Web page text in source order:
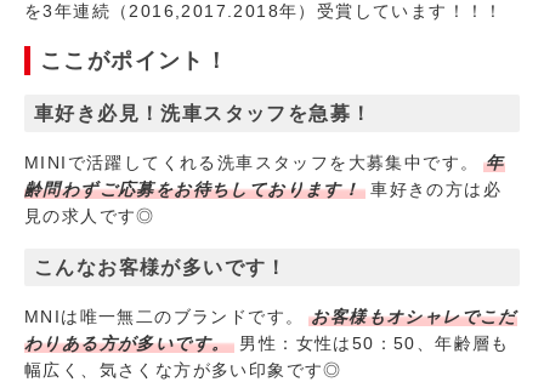
を3年連続（2016,2017.2018年）受賞しています！！！
ここがポイント！
車好き必見！洗車スタッフを急募！
MINIで活躍してくれる洗車スタッフを大募集中です。
年
齢問わずご応募をお待ちしております！ 車好きの方は必
見の求人です◎
こんなお客様が多いです！
MNIは唯一無二のブランドです。
お客様もオシャレでこだ
わりある方が多いです。 男性：女性は50：50、年齢層も
幅広く、気さくな方が多い印象です◎